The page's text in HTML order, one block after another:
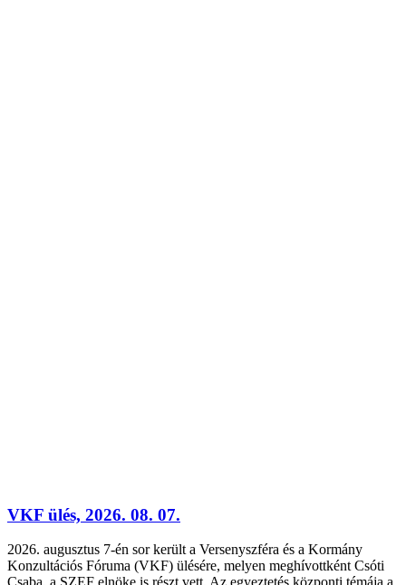
VKF ülés, 2026. 08. 07.
2026. augusztus 7-én sor került a Versenyszféra és a Kormány
Konzultációs Fóruma (VKF) ülésére, melyen meghívottként Csóti